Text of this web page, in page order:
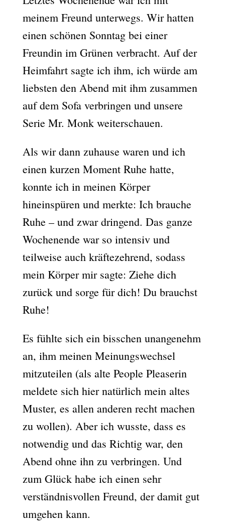
meinem Freund unterwegs. Wir hatten
einen schönen Sonntag bei einer
Freundin im Grünen verbracht. Auf der
Heimfahrt sagte ich ihm, ich würde am
liebsten den Abend mit ihm zusammen
auf dem Sofa verbringen und unsere
Serie Mr. Monk weiterschauen.
Als wir dann zuhause waren und ich
einen kurzen Moment Ruhe hatte,
konnte ich in meinen Körper
hineinspüren und merkte: Ich brauche
Ruhe – und zwar dringend. Das ganze
Wochenende war so intensiv und
teilweise auch kräftezehrend, sodass
mein Körper mir sagte: Ziehe dich
zurück und sorge für dich! Du brauchst
Ruhe!
Es fühlte sich ein bisschen unangenehm
an, ihm meinen Meinungswechsel
mitzuteilen (als alte People Pleaserin
meldete sich hier natürlich mein altes
Muster, es allen anderen recht machen
zu wollen). Aber ich wusste, dass es
notwendig und das Richtig war, den
Abend ohne ihn zu verbringen. Und
zum Glück habe ich einen sehr
verständnisvollen Freund, der damit gut
umgehen kann.